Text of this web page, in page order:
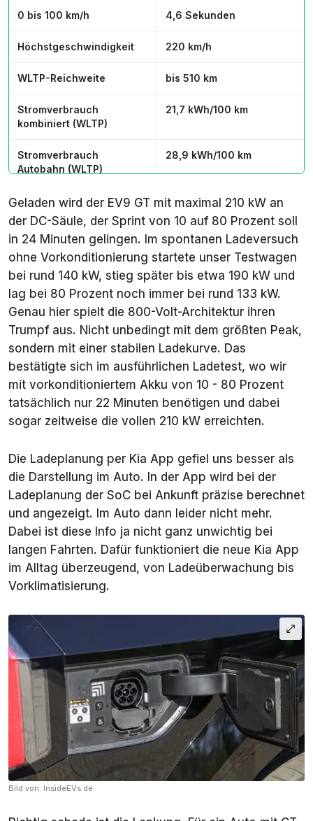
0 bis 100 km/h 4,6 Sekunden
Höchstgeschwindigkeit 220 km/h
WLTP-Reichweite bis 510 km
Stromverbrauch
kombiniert (WLTP)
21,7 kWh/100 km
Stromverbrauch
Autobahn (WLTP)
28,9 kWh/100 km
Max. DC-Ladeleistung 210 kW
AC-Laden 11 kW, dreiphasig
Ladezeit DC 10 bis 80
Prozent
ca. 24 Minuten
Anhängelast gebremst 2.500 kg
Anhängelast ungebremst
Geladen wird der EV9 GT mit maximal 210 kW an
der DC-Säule, der Sprint von 10 auf 80 Prozent soll
in 24 Minuten gelingen. Im spontanen Ladeversuch
ohne Vorkonditionierung startete unser Testwagen
bei rund 140 kW, stieg später bis etwa 190 kW und
lag bei 80 Prozent noch immer bei rund 133 kW.
Genau hier spielt die 800-Volt-Architektur ihren
Trumpf aus. Nicht unbedingt mit dem größten Peak,
sondern mit einer stabilen Ladekurve. Das
bestätigte sich im ausführlichen Ladetest, wo wir
mit vorkonditioniertem Akku von 10 - 80 Prozent
tatsächlich nur 22 Minuten benötigen und dabei
sogar zeitweise die vollen 210 kW erreichten.
Die Ladeplanung per Kia App gefiel uns besser als
die Darstellung im Auto. In der App wird bei der
Ladeplanung der SoC bei Ankunft präzise berechnet
und angezeigt. Im Auto dann leider nicht mehr.
Dabei ist diese Info ja nicht ganz unwichtig bei
langen Fahrten. Dafür funktioniert die neue Kia App
im Alltag überzeugend, von Ladeüberwachung bis
Vorklimatisierung.
Bild von: InsideEVs.de